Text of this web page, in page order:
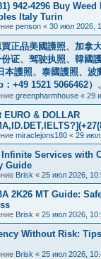
942-4296 Buy
Italy Turin
penson « 30 июл 2026,
正品美國護照、加拿
证、驾驶执照、韓國
本護照、泰國護照、波
+49 1521 5066462）
greenpharmhouse « 29
EURO & DOLLAR
miraclejons180 « 29 июл
Services with
Guide
Brisk « 25 июл 2026,
2K26 MT Guide:
Brisk « 25 июл 2026,
Without Risk:
Brisk « 25 июл 2026,